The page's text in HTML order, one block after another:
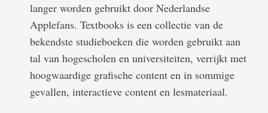
langer worden gebruikt door Nederlandse
Applefans. Textbooks is een collectie van de
bekendste studieboeken die worden gebruikt aan
tal van hogescholen en universiteiten, verrijkt met
hoogwaardige grafische content en in sommige
gevallen, interactieve content en lesmateriaal.